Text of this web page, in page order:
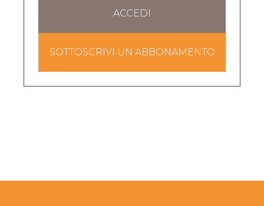
ACCEDI
SOTTOSCRIVI UN ABBONAMENTO